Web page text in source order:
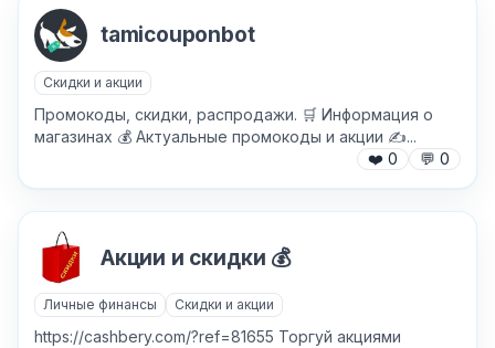
Как добавить бота?
tamicouponbot
Скидки и акции
Промокоды, скидки, распродажи. 🛒 Информация о
магазинах 💰 Актуальные промокоды и акции ✍️...
❤️ 0 💬 0
Акции и скидки 💰
Личные финансы Скидки и акции
https://cashbery.com/?ref=81655 Торгуй акциями